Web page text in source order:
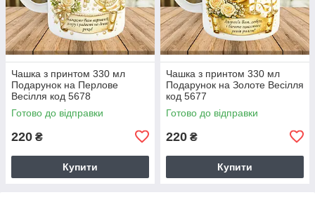
Чашка з принтом 330 мл
Подарунок на Перлове
Весілля код 5678
Готово до відправки
220 ₴
Купити
Чашка з принтом 330 мл
Подарунок на Золоте Весілля
код 5677
Готово до відправки
220 ₴
Купити